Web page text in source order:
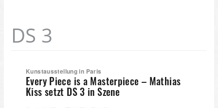
DS 3
Kunstausstellung in Paris
Every Piece is a Masterpiece – Mathias
Kiss setzt DS 3 in Szene